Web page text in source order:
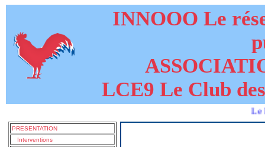
INNOOO Le
LCE9 Le Club
Le livre de
PRESENTATION
Interventions